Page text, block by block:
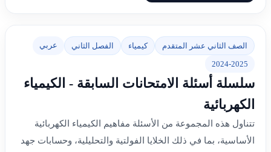
الصف الثاني عشر المتقدم كيمياء الفصل الثاني عربي
2024-2025
سلسلة أسئلة الامتحانات السابقة - الكيمياء
الكهربائية
تتناول هذه المجموعة من الأسئلة مفاهيم الكيمياء الكهربائية
الأساسية، بما في ذلك الخلايا الفولتية والتحليلية، وحسابات جهد